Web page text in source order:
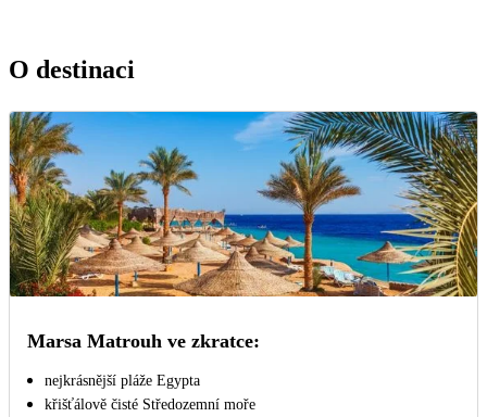
O destinaci
Marsa Matrouh ve zkratce:
nejkrásnější pláže Egypta
křišťálově čisté Středozemní moře